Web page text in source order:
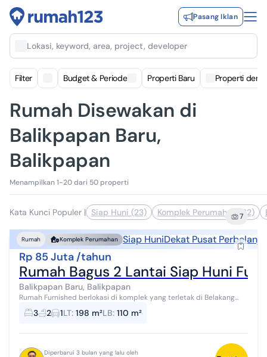
Pasang Iklan
Lokasi, keyword, area, project, developer
Filter Budget & Periode Properti Baru Properti
Rumah Disewakan di
Balikpapan Baru,
Balikpapan
Menampilkan 1-20 dari 50 properti
Kata Kunci Populer | Siap Huni (23) Komplek Perumahan (22)
7
Rumah Komplek Perumahan Siap HuniDekat Pusat
Rp 85 Juta /tahun
Rumah Bagus 2 Lantai Siap Huni
Balikpapan Baru, Balikpapan
Rumah Furnished berlokasi di komplek yang terletak di Belakang
Mall Balikpapan Baru. Lokasi strategis, lingkungan komplek asri,
dengan deskripsi ...
3 2 1LT: 198 m²LB: 110 m²
Diperbarui 3 bulan yang lalu oleh